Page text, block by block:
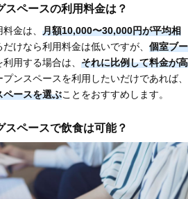
スペースの利用料金は？
金は、 月額10,000〜30,000円が平均相
けなら利用料金は低いですが、 個室ブー
利用する場合は、 それに比例して料金が高
プンスペースを利用したいだけであれば、
ペースを選ぶことをおすすめします。
スペースで飲食は可能？